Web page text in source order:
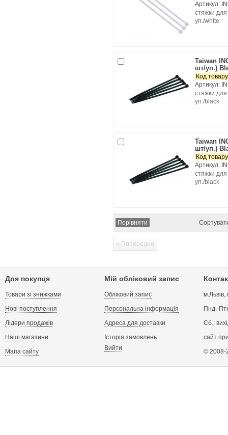
Артикул:
cтяжки
уп./white
Taiwan
шт/уп.)
Код
Артикул:
cтяжки
уп./black
Taiwan
шт/уп.)
Код
Артикул:
cтяжки
уп./black
« Попередня
Для покупця
Товари зі знижками
Нові поступлення
Лідери продажів
Наші магазини
Мапа сайту
Мій обліковий запис
Обліковий запис
Персональна інформація
Адреса для доставки
Історія замовлень
Вийти
Пнд.-
Сб.:
сайт
© 2008-